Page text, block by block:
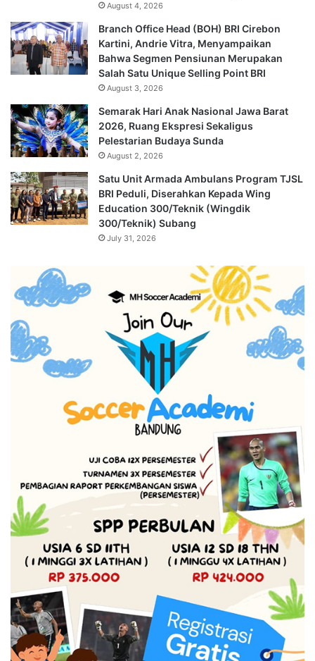
August 4, 2026
Branch Office Head (BOH) BRI Cirebon
Kartini, Andrie Vitra, Menyampaikan
Bahwa Segmen Pensiunan Merupakan
Salah Satu Unique Selling Point BRI
August 3, 2026
Semarak Hari Anak Nasional Jawa Barat
2026, Ruang Ekspresi Sekaligus
Pelestarian Budaya Sunda
August 2, 2026
Satu Unit Armada Ambulans Program TJSL
BRI Peduli, Diserahkan Kepada Wing
Education 300/Teknik (Wingdik
300/Teknik) Subang
July 31, 2026